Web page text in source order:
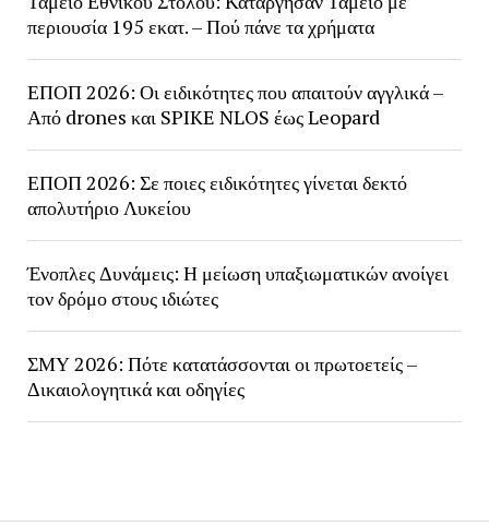
περιουσία 195 εκατ. – Πού πάνε τα χρήματα
ΕΠΟΠ 2026: Οι ειδικότητες που απαιτούν αγγλικά –
Από drones και SPIKE NLOS έως Leopard
ΕΠΟΠ 2026: Σε ποιες ειδικότητες γίνεται δεκτό
απολυτήριο Λυκείου
Ένοπλες Δυνάμεις: Η μείωση υπαξιωματικών ανοίγει
τον δρόμο στους ιδιώτες
ΣΜΥ 2026: Πότε κατατάσσονται οι πρωτοετείς –
Δικαιολογητικά και οδηγίες